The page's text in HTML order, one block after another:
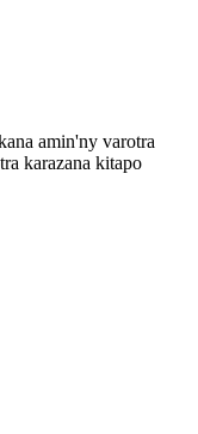
amin'ny varotra
karazana kitapo